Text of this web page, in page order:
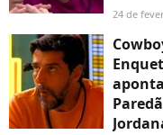
24 de